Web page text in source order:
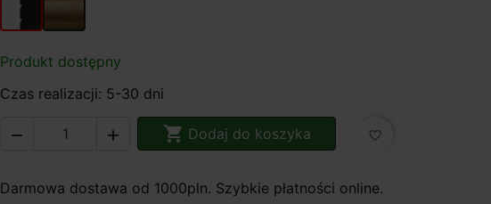
Produkt dostępny
Czas realizacji: 5-30 dni
   Dodaj do koszyka favorite_border
Darmowa dostawa od 1000pln. Szybkie płatności online.